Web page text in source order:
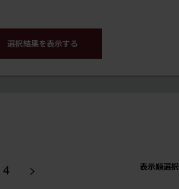
選択結果を表示する
表示順選択
4 >